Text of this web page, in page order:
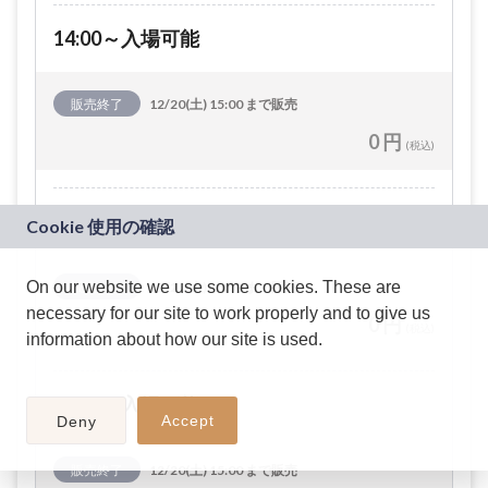
14:00～入場可能
販売終了 12/20(土) 15:00 まで販売
0 円 (税込)
14:15～入場可能
販売終了 12/20(土) 15:00 まで販売
0 円
14:30～入場可能
販売終了 12/20(土) 15:00 まで販売
On our website we use some cookies. These are
necessary for our site to work properly and to give us
information about how our site is used.
Deny Accept